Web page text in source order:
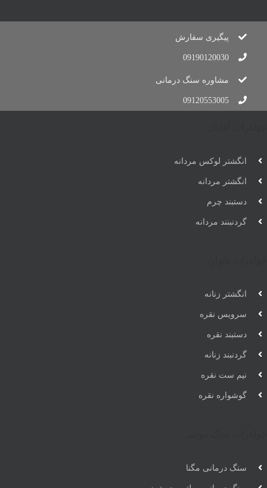
پیگیری سفارش
09190120030
مشاوره سنگ درمانی
09120553005
انگشتر لوکس مردانه
انگشتر مردانه
دستبند چرم
گردنبنند مردانه
انگشتر زنانه
سرویس نقره
دستبند نقره
گردنبند زنانه
نیم ست نقره
گوشواره نقره
سنگ درمانی مگنا